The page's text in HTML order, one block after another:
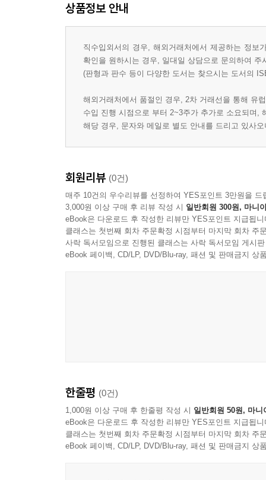
상품정보 안내
직수입외서의 경우, 해외거래처에서 제공하는 정
확인을 원하시는 경우, 일대일 상담으로 문의하여 주
(판형과 판수 등이 다양한 도서는 찾으시는 도서의
해외거래처에서 품절인 경우, 2차 거래선을 통해 유
수입 진행 시점으로 부터 2~3주가 추가로 소요되며,
해당 경우, 문자와 메일로 별도 안내를 드리고 있사
회원리뷰 (0건)
매주 10건의 우수리뷰를 선정하여 YES포인트 3만원을 드
3,000원 이상 구매 후 리뷰 작성 시 일반회원 300원, 마니
eBook은 다운로드 후 작성한 리뷰만 YES포인트 지급됩니
클래스는 첫번째 회차 주문확정 시점부터 마지막 회차 주
사락 독서모임으로 진행된 클래스는 사락 독서모임 게시
eBook 페이백, CD/LP, DVD/Blu-ray, 패션 및 판매금지 상
한줄평 (0건)
1,000원 이상 구매 후 한줄평 작성 시 일반회원 50원, 마니
eBook은 다운로드 후 작성한 리뷰만 YES포인트 지급됩니
클래스는 첫번째 회차 주문확정 시점부터 마지막 회차 주
eBook 페이백, CD/LP, DVD/Blu-ray, 패션 및 판매금지 상